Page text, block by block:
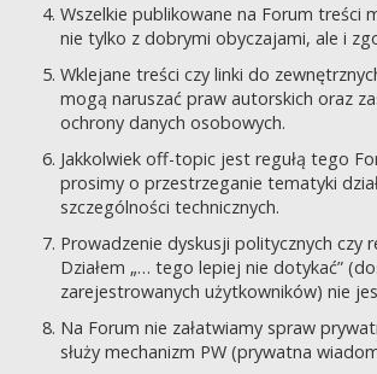
Wszelkie publikowane na Forum treści
nie tylko z dobrymi obyczajami, ale i
Wklejane treści czy linki do
mogą naruszać praw autorskich oraz
ochrony danych osobowych.
Jakkolwiek off-topic jest regułą tego
prosimy o przestrzeganie tematyki
szczególności technicznych.
Prowadzenie dyskusji politycznych czy
Działem „… tego lepiej nie dotykać”
zarejestrowanych użytkowników) nie
Na Forum nie załatwiamy spraw
służy mechanizm PW (prywatna